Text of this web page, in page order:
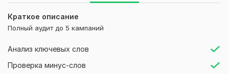
Краткое описание
Полный аудит до 5 кампаний
Анализ ключевых слов
Проверка минус-слов
• ставки, стратегии и распределение бюджета